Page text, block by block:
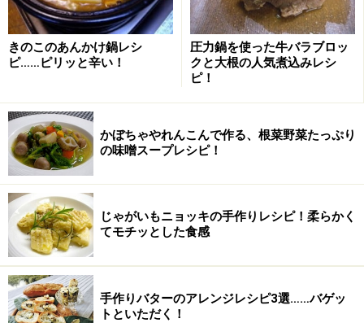
チーズケーキの作り方・手順
1
下準備
無塩バターは常温で柔らかくもどし、クリームチーズは
2cmほどに切り分けボウルに入れて常温で柔らかくしま
す。
グラニュー糖、コーンスターチは振っておきます。
全卵はよく溶きほぐしておきます。
きのこのあんかけ鍋レシ
ピ……ピリッと辛い！
圧力鍋を使った牛バラブロッ
クと大根の人気煮込みレシ
ピ！
かぼちゃやれんこんで作る、根菜野菜たっぷり
の味噌スープレシピ！
じゃがいもニョッキの手作りレシピ！柔らかく
てモチッとした食感
手作りバターのアレンジレシピ3選……バゲッ
トといただく！